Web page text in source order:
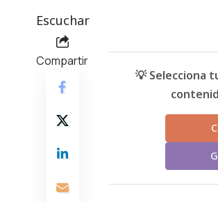
Escuchar
Compartir
💡 Selecciona